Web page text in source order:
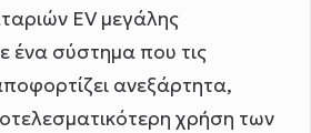
EV μεγάλης
ένα σύστημα που τις
ανεξάρτητα,
χρήση των